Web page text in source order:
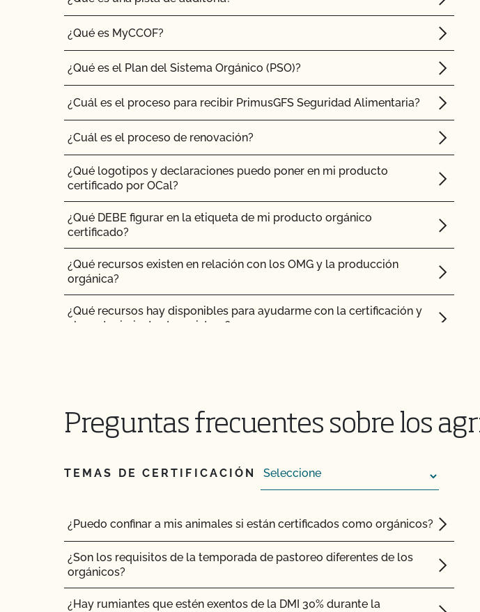
¿Qué es MyCCOF?
¿Qué es el Plan del Sistema Orgánico (PSO)?
¿Cuál es el proceso para recibir PrimusGFS Seguridad Alimentaria?
¿Cuál es el proceso de renovación?
¿Qué logotipos y declaraciones puedo poner en mi producto
certificado por OCal?
¿Qué DEBE figurar en la etiqueta de mi producto orgánico
certificado?
¿Qué recursos existen en relación con los OMG y la producción
orgánica?
¿Qué recursos hay disponibles para ayudarme con la certificación y
el mantenimiento de registros?
¿Qué ocurrirá en mi inspección orgánica?
¿Qué/quién es la GFSI y por qué es importante?
¿Cuándo debo actualizar mi Plan de Sistema Orgánico (PSO)?
¿Qué norma Primus GFS es la mejor para mi empresa?
Preguntas frecuentes sobre los
TEMAS DE CERTIFICACIÓN
¿Puedo confinar a mis animales si están certificados como orgánicos?
¿Son los requisitos de la temporada de pastoreo diferentes de los
orgánicos?
¿Hay rumiantes que estén exentos de la DMI 30% durante la